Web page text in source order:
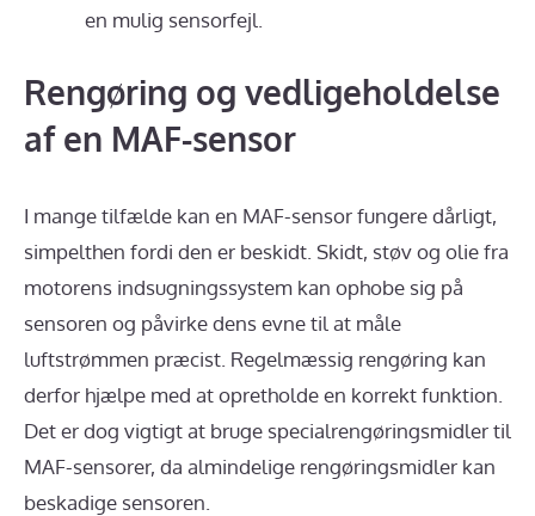
en mulig sensorfejl.
Rengøring og vedligeholdelse
af en MAF-sensor
I mange tilfælde kan en MAF-sensor fungere dårligt,
simpelthen fordi den er beskidt. Skidt, støv og olie fra
motorens indsugningssystem kan ophobe sig på
sensoren og påvirke dens evne til at måle
luftstrømmen præcist. Regelmæssig rengøring kan
derfor hjælpe med at opretholde en korrekt funktion.
Det er dog vigtigt at bruge specialrengøringsmidler til
MAF-sensorer, da almindelige rengøringsmidler kan
beskadige sensoren.